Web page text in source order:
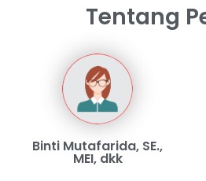
Tentang
Binti Mutafarida, SE.,
MEI, dkk